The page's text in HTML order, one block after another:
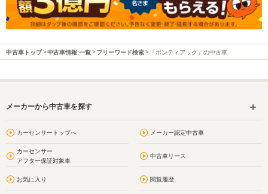
中古車トップ 中古車情報:一覧 フリーワード検索 「ポンティアック」の中古車
メーカーから中古車を探す
カーセンサートップへ メーカー認定中古車
カーセンサー
アフター保証対象車
中古車リース
お気に入り 閲覧履歴